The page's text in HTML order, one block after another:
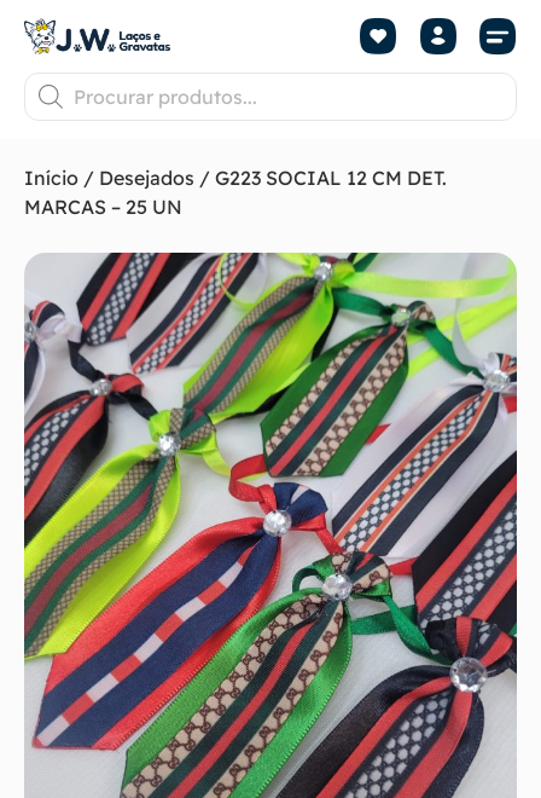
Início / Desejados / G223 SOCIAL 12 CM DET.
MARCAS – 25 UN